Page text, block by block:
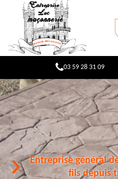
03 59 28 31 09
Entreprise général
fils depuis